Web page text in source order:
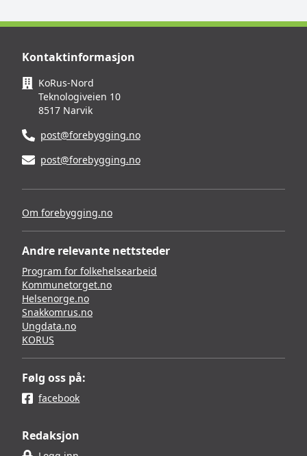
Kontaktinformasjon
KoRus-Nord
Teknologiveien 10
8517 Narvik
post@forebygging.no
post@forebygging.no
Om forebygging.no
Andre relevante nettsteder
Program for folkehelsearbeid
Kommunetorget.no
Helsenorge.no
Snakkomrus.no
Ungdata.no
KORUS
Følg oss på:
facebook
Redaksjon